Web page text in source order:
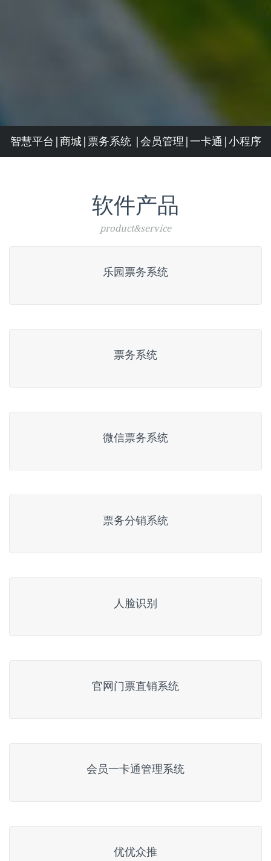
智慧平台|商城|票务系统 |会员管理|一卡通|小程序
软件产品
product&service
乐园票务系统
票务系统
微信票务系统
票务分销系统
人脸识别
官网门票直销系统
会员一卡通管理系统
优优众推